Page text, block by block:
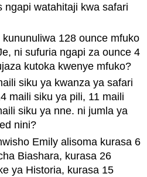
ngapi watahitaji kwa safari
kununuliwa 128 ounce mfuko
ni sufuria ngapi za ounce 4
kutoka kwenye mfuko?
siku ya kwanza ya safari
maili siku ya pili, 11 maili
siku ya nne. ni jumla ya
nini?
Emily alisoma kurasa 6
Biashara, kurasa 26
ya Historia, kurasa 15